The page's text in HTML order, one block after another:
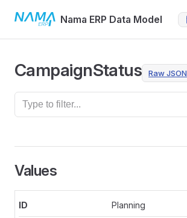
Skip to contentNama ERP Data Model
CampaignStatus Raw JSON
Values
Planning